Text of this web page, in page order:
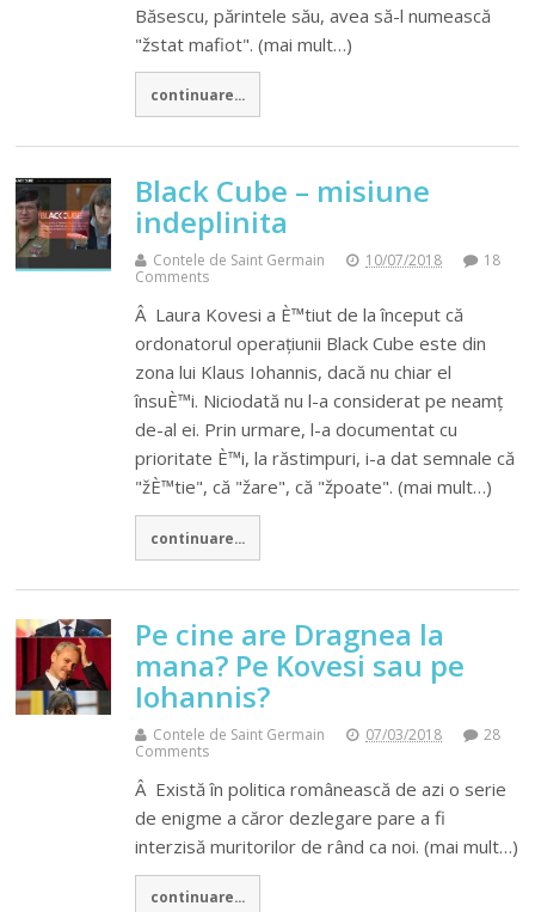
Băsescu, părintele său, avea să-l numească
"žstat mafiot". (mai mult…)
continuare...
Black Cube – misiune
indeplinita
Contele de Saint Germain 10/07/2018
18
Comments
Â Laura Kovesi a È™tiut de la început că
ordonatorul operațiunii Black Cube este din
zona lui Klaus Iohannis, dacă nu chiar el
însuÈ™i. Niciodată nu l-a considerat pe neamț
de-al ei. Prin urmare, l-a documentat cu
prioritate È™i, la răstimpuri, i-a dat semnale că
"žÈ™tie", că "žare", că "žpoate". (mai mult…)
continuare...
Pe cine are Dragnea la
mana? Pe Kovesi sau pe
Iohannis?
Contele de Saint Germain 07/03/2018
28
Comments
Â Există în politica românească de azi o serie
de enigme a căror dezlegare pare a fi
interzisă muritorilor de rând ca noi. (mai mult…)
continuare...